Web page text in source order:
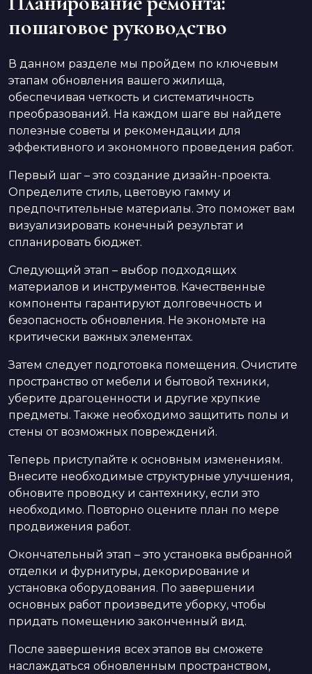
пошаговое руководство
В данном разделе мы пройдем по ключевым
этапам обновления вашего жилища,
обеспечивая четкость и систематичность
преобразований. На каждом шаге вы найдете
полезные советы и рекомендации для
эффективного и экономного проведения работ.
Первый шаг – это создание дизайн-проекта.
Определите стиль, цветовую гамму и
предпочтительные материалы. Это поможет вам
визуализировать конечный результат и
спланировать бюджет.
Следующий этап – выбор подходящих
материалов и инструментов. Качественные
компоненты гарантируют долговечность и
безопасность обновления. Не экономьте на
критически важных элементах.
Затем следует подготовка помещения. Очистите
пространство от мебели и бытовой техники,
уберите драгоценности и другие хрупкие
предметы. Также необходимо защитить полы и
стены от возможных повреждений.
Теперь приступайте к основным изменениям.
Внесите необходимые структурные улучшения,
обновите проводку и сантехнику, если это
необходимо. Повторно оцените план по мере
продвижения работ.
Окончательный этап – это установка выбранной
отделки и фурнитуры, декорирование и
установка оборудования. По завершении
основных работ произведите уборку, чтобы
придать помещению законченный вид.
После завершения всех этапов вы сможете
наслаждаться обновленным пространством,